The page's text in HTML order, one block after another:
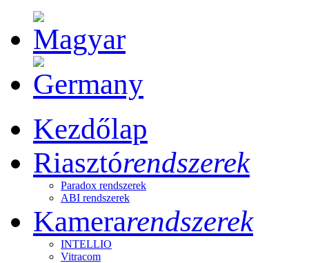
Kezdőlap
Riasztórendszerek
Paradox rendszerek
ABI rendszerek
Kamerarendszerek
INTELLIO
Vitracom